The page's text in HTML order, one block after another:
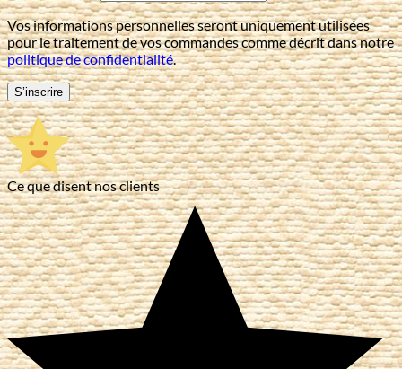
Vos informations personnelles seront uniquement utilisées
pour le traitement de vos commandes comme décrit dans notre
politique de confidentialité.
S’inscrire
Ce que disent nos clients